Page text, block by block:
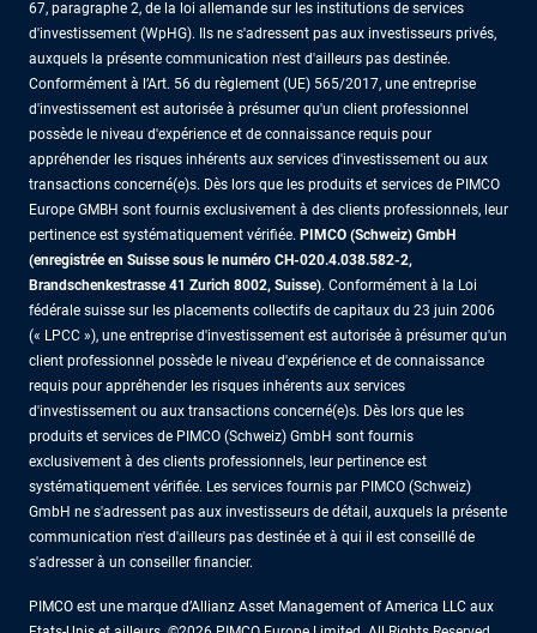
67, paragraphe 2, de la loi allemande sur les institutions de services
d'investissement (WpHG). Ils ne s'adressent pas aux investisseurs privés,
auxquels la présente communication n'est d'ailleurs pas destinée.
Conformément à l’Art. 56 du règlement (UE) 565/2017, une entreprise
d'investissement est autorisée à présumer qu'un client professionnel
possède le niveau d'expérience et de connaissance requis pour
appréhender les risques inhérents aux services d'investissement ou aux
transactions concerné(e)s. Dès lors que les produits et services de PIMCO
Europe GMBH sont fournis exclusivement à des clients professionnels, leur
pertinence est systématiquement vérifiée. PIMCO (Schweiz) GmbH
(enregistrée en Suisse sous le numéro CH-020.4.038.582-2,
Brandschenkestrasse 41 Zurich 8002, Suisse). Conformément à la Loi
fédérale suisse sur les placements collectifs de capitaux du 23 juin 2006
(« LPCC »), une entreprise d'investissement est autorisée à présumer qu'un
client professionnel possède le niveau d'expérience et de connaissance
requis pour appréhender les risques inhérents aux services
d'investissement ou aux transactions concerné(e)s. Dès lors que les
produits et services de PIMCO (Schweiz) GmbH sont fournis
exclusivement à des clients professionnels, leur pertinence est
systématiquement vérifiée. Les services fournis par PIMCO (Schweiz)
GmbH ne s'adressent pas aux investisseurs de détail, auxquels la présente
communication n'est d'ailleurs pas destinée et à qui il est conseillé de
s'adresser à un conseiller financier.
PIMCO est une marque d’Allianz Asset Management of America LLC aux